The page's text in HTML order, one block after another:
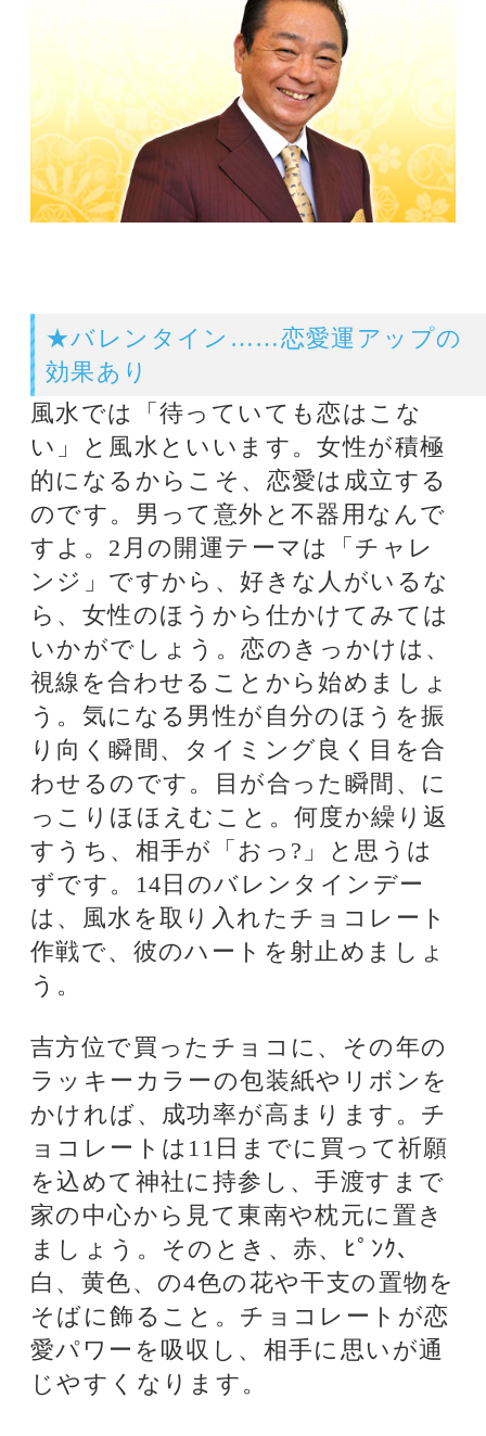
風水では「待っていても恋はこな
い」と風水といいます。女性が積極
的になるからこそ、恋愛は成立する
のです。男って意外と不器用なんで
すよ。2月の開運テーマは「チャレ
ンジ」ですから、好きな人がいるな
ら、女性のほうから仕かけてみては
いかがでしょう。恋のきっかけは、
視線を合わせることから始めましょ
う。気になる男性が自分のほうを振
すうち、相手が「おっ?」と思うは
ずです。14日のバレンタインデー
は、風水を取り入れたチョコレート
作戦で、彼のハートを射止めましょ
う。
吉方位で買ったチョコに、その年の
ラッキーカラーの包装紙やリボンを
かければ、成功率が高まります。チ
ョコレートは11日までに買って祈願
を込めて神社に持参し、手渡すまで
家の中心から見て東南や枕元に置き
ましょう。そのとき、赤、ﾋﾟﾝｸ、
白、黄色、の4色の花や干支の置物を
そばに飾ること。チョコレートが恋
愛パワーを吸収し、相手に思いが通
じやすくなります。
★春財布……金運アップの効果あり
金運を上げたいなら、この時期に財
布を新調するといいですよ。財布の
寿命は1000日。ボロボロの財布をい
つまでも使っていると、お金が嫌が
って逃げていきます。財布を買い換
えるベストの時期は、立春の2月4日
から3月3日までの間。この時期は
「春」と考え「お金が張る」と言っ
て縁起がいいのです。もうひとつ、
でに買う秋の財布は「実りの財
布」。「お金がパンパンに実る」と
いうパワーがあります。新しく買っ
た財布の中には、「縁起物」を入れ
ておくといいですね。財布の中に
1・5がらみのお金を入れておくのも
忘れずに。これらの数字は縁起のい
い数字で、「お金を引き寄せる」と
言われています。財布の色は、その
年のラッキーカラーがおすすめ、輝
きのある素材、ゴールドの金具つき
のもの。八角形、馬蹄形、フルーツ
にちなんだものもいいですね。